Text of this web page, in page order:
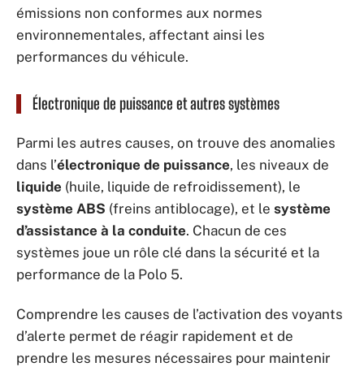
émissions non conformes aux normes
environnementales, affectant ainsi les
performances du véhicule.
Électronique de puissance et autres systèmes
Parmi les autres causes, on trouve des anomalies
dans l’électronique de puissance, les niveaux de
liquide (huile, liquide de refroidissement), le
système ABS (freins antiblocage), et le système
d’assistance à la conduite. Chacun de ces
systèmes joue un rôle clé dans la sécurité et la
performance de la Polo 5.
Comprendre les causes de l’activation des voyants
d’alerte permet de réagir rapidement et de
prendre les mesures nécessaires pour maintenir